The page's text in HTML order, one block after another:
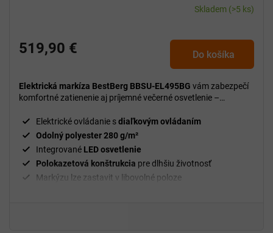
Skladem (>5 ks)
519,90 € Do košíka
Elektrická markíza BestBerg BBSU-EL495BG vám zabezpečí
komfortné zatienenie aj príjemné večerné osvetlenie –
Elektrické ovládanie sdiaľkovým ovládaním
Odolný polyester 280 g/m²
Integrované LED osvetlenie
Polokazetová konštrukcia pre dlhšiu životnosť
Markýzu lze zastavit v libovolné poloze